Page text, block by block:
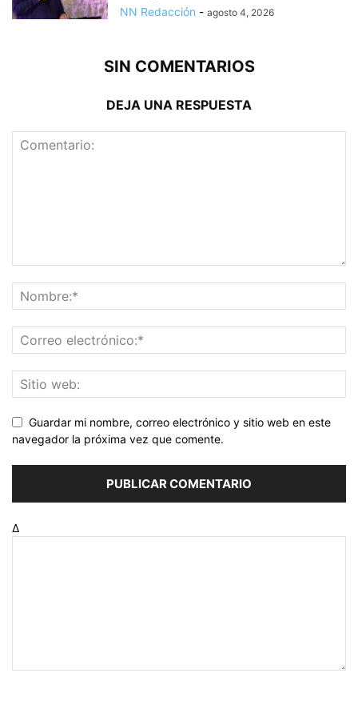
NN Redacción - agosto 4, 2026
SIN COMENTARIOS
DEJA UNA RESPUESTA
Guardar mi nombre, correo electrónico y sitio web en este
navegador la próxima vez que comente.
Δ